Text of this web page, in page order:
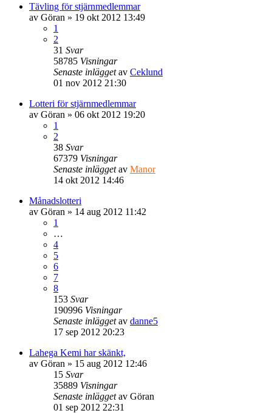
Tävling för stjärnmedlemmar
av Göran » 19 okt 2012 13:49
1
2
31 Svar
58785 Visningar
Senaste inläggetav Ceklund
01 nov 2012 21:30
Lotteri för stjärnmedlemmar
av Göran » 06 okt 2012 19:20
1
2
38 Svar
67379 Visningar
Senaste inläggetav Manor
14 okt 2012 14:46
Månadslotteri
av Göran » 14 aug 2012 11:42
1
…
4
5
6
7
8
153 Svar
190996 Visningar
Senaste inläggetav danne5
17 sep 2012 20:23
Lahega Kemi har skänkt,
av Göran » 15 aug 2012 12:46
15 Svar
35889 Visningar
Senaste inläggetav Göran
01 sep 2012 22:31